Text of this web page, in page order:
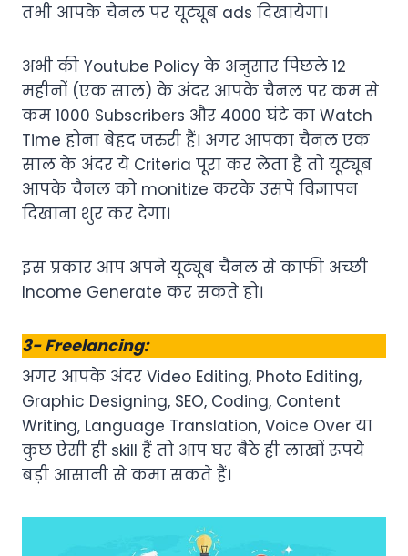
तभी आपके चैनल पर यूट्यूब ads दिखायेगा।
अभी की Youtube Policy के अनुसार पिछले 12
महीनों (एक साल) के अंदर आपके चैनल पर कम से
कम 1000 Subscribers और 4000 घंटे का Watch
Time होना बेहद जरुरी हैं। अगर आपका चैनल एक
साल के अंदर ये Criteria पूरा कर लेता हैं तो यूट्यूब
आपके चैनल को monitize करके उसपे विज्ञापन
दिखाना शुर कर देगा।
इस प्रकार आप अपने यूट्यूब चैनल से काफी अच्छी
Income Generate कर सकते हो।
3- Freelancing:
अगर आपके अंदर Video Editing, Photo Editing,
Graphic Designing, SEO, Coding, Content
Writing, Language Translation, Voice Over या
कुछ ऐसी ही skill हैं तो आप घर बैठे ही लाखों रूपये
बड़ी आसानी से कमा सकते हैं।